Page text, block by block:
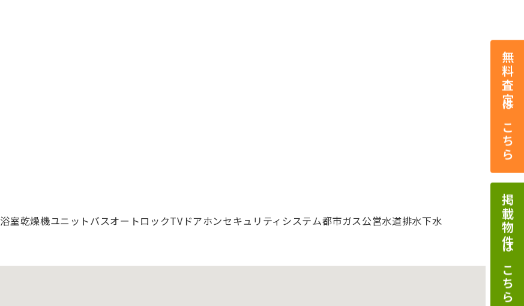
無料査定はこちら
掲載物件はこちら
浴室乾燥機ユニットバスオートロックTVドアホンセキュリティシステム都市ガス公営水道排水下水